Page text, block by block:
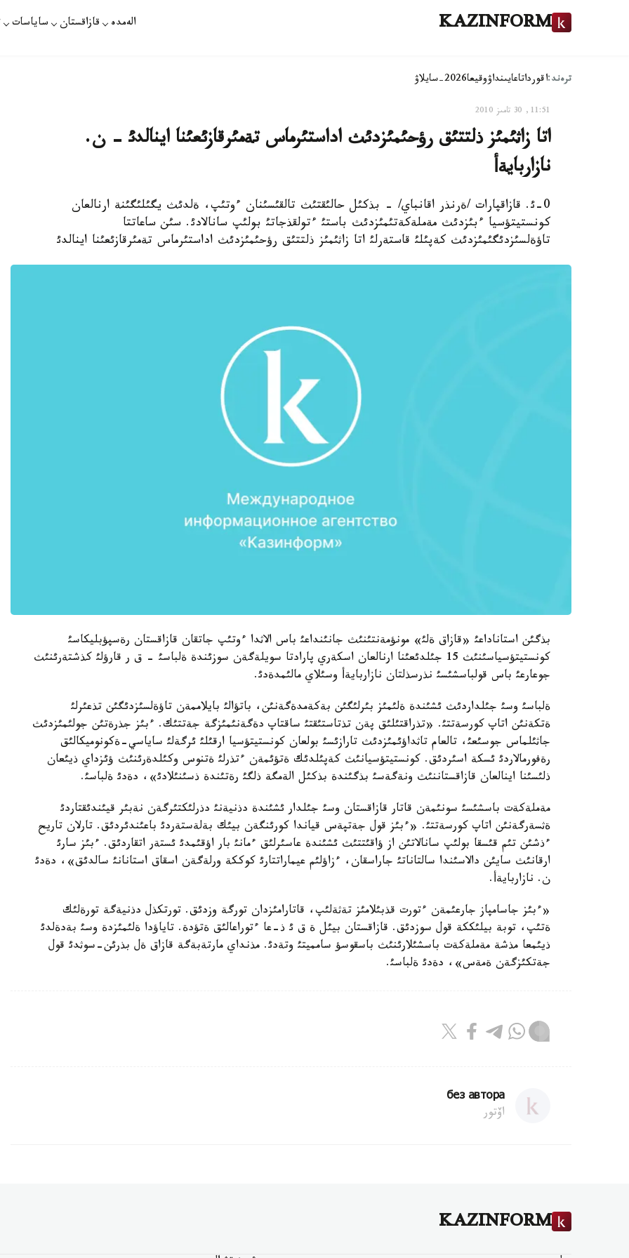
KAZINFORM الەمدە قازاقستان ساياسات
ترەند:اقورداتاعايىنداۋوقيعا2026-سايلاۋ
11:51, 30 تامىز 2010
اتا زاثئمئز ذلتتئق رؤحئمئزدئث اداستئرماس تةمئرقازئعئنا اينالدئ - ن.
نازاربايةأ
0-ئ. قازاقپارات /ةرنذر اقانباي/ - بذكئل حالئقتئث تالقئسئنان ءوتئپ، ةلدئث يگئلئگئنة ارنالعان
كونستيتؤسيا ءبئزدئث مةملةكةتئمئزدئث باستئ ءتولقذجاتئ بولئپ سانالادئ. سئن ساعاتتا
تاؤةلسئزدئگئمئزدئث كةپئلئ قاستةرلئ اتا زاثئمئز ذلتتئق رؤحئمئزدئث اداستئرماس تةمئرقازئعئنا اينالدئ
بذگئن استاناداعئ «قازاق ةلئ» مونؤمةنتئنئث جانئنداعئ باس الاثدا ءوتئپ جاتقان قازاقستان رةسپؤبليكاسئ
كونستيتؤسياسئنئث 15 جئلدئعئنا ارنالعان اسكةري پارادتا سويلةگةن سوزئندة ةلباسئ - ق ر قارؤلئ كذشتةرئنئث
جوعارعئ باس قولباسشئسئ نذرسذلتان نازاربايةأ وسئلاي مالئمدةدئ.
ةلباسئ وسئ جئلداردئث ئشئندة ةلئمئز بئرلئگئن بةكةمدةگةنئن، باتؤالئ بايلاممةن تاؤةلسئزدئگئن تذعئرلئ
ةتكةنئن اتاپ كورسةتتئ. «تذراقتئلئق پةن تذتاستئقتئ ساقتاپ دةگةنئمئزگة جةتتئك. ءبئز جذرةتئن جولئمئزدئث
جاثئلماس جوسئعئ، تالعام تاثداؤئمئزدئث تارازئسئ بولعان كونستيتؤسيا ارقئلئ ئرگةلئ ساياسي-ةكونوميكالئق
رةفورمالاردئ ئسكة اسئردئق. كونستيتؤسيانئث كةپئلدئك ةتؤئمةن ءتذرلئ ةتنوس وكئلدةرئنئث ؤئزداي ذيئعان
ذلئسئنا اينالعان قازاقستاننئث ونةگةسئ بذگئندة بذكئل الةمگة ذلگئ رةتئندة ذسئنئلادئ»، دةدئ ةلباسئ.
مةملةكةت باسشئسئ سونئمةن قاتار قازاقستان وسئ جئلدار ئشئندة دذنيةنئ دذرلئكتئرگةن نةبئر قيئندئقتاردئ
ةثسةرگةنئن اتاپ كورسةتتئ. «ءبئز قول جةتپةس قياندا كورئنگةن بيئك بةلةستةردئ باعئندئردئق. تارلان تاريح
ءذشئن تئم قئسقا بولئپ سانالاتئن از ؤاقئتتئث ئشئندة عاسئرلئق ءمانئ بار اؤقئمدئ ئستةر اتقاردئق. ءبئز سارئ
ارقانئث سايئن دالاسئندا سالتاناتئ جاراسقان، ءزاؤلئم عيماراتتارئ كوككة ورلةگةن اسقاق استانانئ سالدئق»، دةدئ
ن. نازاربايةأ.
«ءبئز جاسامپاز جارعئمةن ءتورت قذبئلامئز تةثةلئپ، قاتارامئزدان تورگة وزدئق. تورتكذل دذنيةگة تورةلئك
ةتئپ، توبة بيلئككة قول سوزدئق. قازاقستان بيئل ة ق ئ ذ-عا ءتوراعالئق ةتؤدة. تاياؤدا ةلئمئزدة وسئ بةدةلدئ
ذيئمعا مذشة مةملةكةت باسشئلارئنئث باسقوسؤ سامميتئ وتةدئ. مذنداي مارتةبةگة قازاق ةل بذرئن-سوثدئ قول
جةتكئزگةن ةمةس»، دةدئ ةلباسئ.
без автора
اۆتور
KAZINFORM